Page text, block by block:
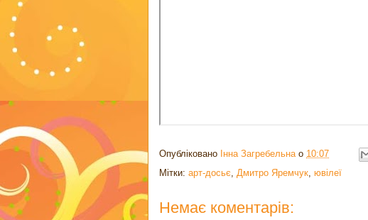
Опубліковано Інна Загребельна о 10:07
Мітки: арт-досьє Дмитро Яремчук ювілеї
Немає коментарів: